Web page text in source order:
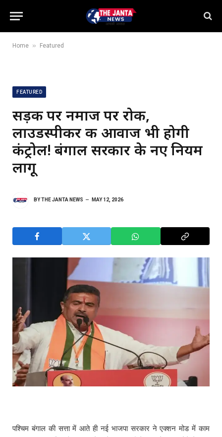
Home » Featured
FEATURED
सड़क पर नमाज पर रोक,
लाउडस्पीकर की आवाज भी होगी
कंट्रोल! बंगाल सरकार के नए नियम
लागू
BYTHE JANTA NEWS MAY 12, 2026
पश्चिम बंगाल की सत्ता में आते ही नई भाजपा सरकार ने एक्शन मोड में काम